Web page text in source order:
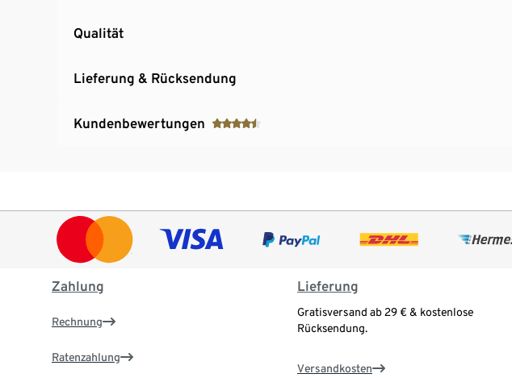
Qualität
Lieferung & Rücksendung
Kundenbewertungen
Zahlung
Rechnung
Ratenzahlung
Lieferung
Gratisversand ab 29 € & kostenlose
Rücksendung.
Versandkosten